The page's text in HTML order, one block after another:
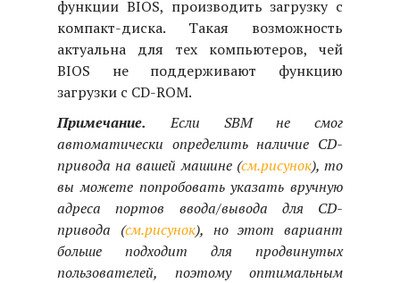
функции BIOS, производить загрузку с
компакт-диска. Такая возможность
актуальна для тех компьютеров, чей
BIOS не поддерживают функцию
загрузки с CD-ROM.
Примечание. Если SBM не смог
автоматически определить наличие CD-
привода на вашей машине (см.рисунок), то
вы можете попробовать указать вручную
адреса портов ввода/вывода для CD-
привода (см.рисунок), но этот вариант
больше подходит для продвинутых
пользователей, поэтому оптимальным